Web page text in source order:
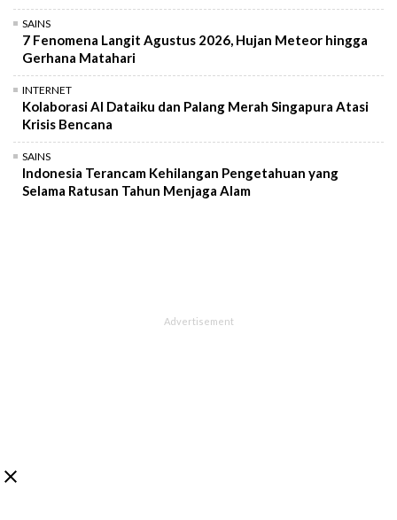
SAINS
7 Fenomena Langit Agustus 2026, Hujan Meteor hingga
Gerhana Matahari
INTERNET
Kolaborasi AI Dataiku dan Palang Merah Singapura Atasi
Krisis Bencana
SAINS
Indonesia Terancam Kehilangan Pengetahuan yang
Selama Ratusan Tahun Menjaga Alam
